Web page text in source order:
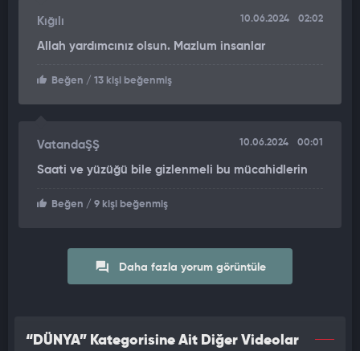
Kığılı 10.06.2024 02:02
Allah yardımcınız olsun. Mazlum insanlar
Beğen / 13 kişi beğenmiş
VatandaŞŞ 10.06.2024 00:01
Saati ve yüzüğü bile gizlenmeli bu mücahidlerin
Beğen / 9 kişi beğenmiş
Daha fazla yorum görüntüle
“DÜNYA” Kategorisine Ait Diğer Videolar